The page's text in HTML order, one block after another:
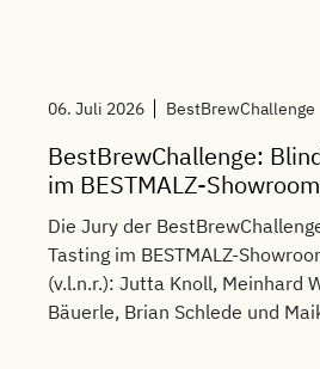
06. Juli 2026 BestBrewChallenge
BestBrewChallenge:
im BESTMALZ-
Die Jury der
Tasting im BESTMALZ-
(v.l.n.r.): Jutta Knoll, Meinhard
Bäuerle, Brian Schlede und